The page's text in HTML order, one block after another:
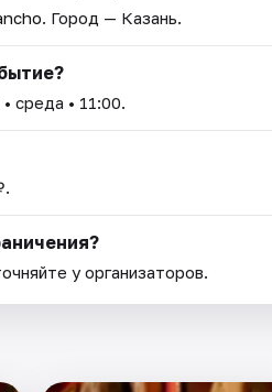
. Город — Казань.
• среда • 11:00.
у организаторов.